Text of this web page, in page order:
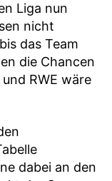
Liga nun
nicht
das Team
die Chancen
RWE wäre
dabei an den